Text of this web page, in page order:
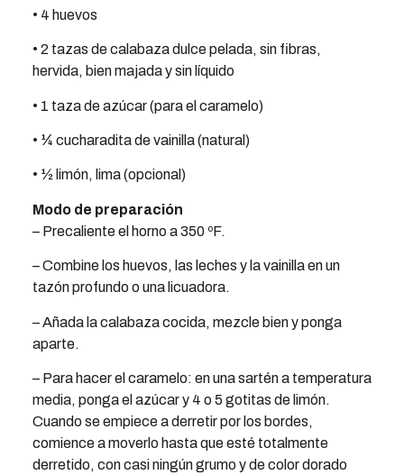
• 4 huevos
• 2 tazas de calabaza dulce pelada, sin fibras,
hervida, bien majada y sin líquido
• 1 taza de azúcar (para el caramelo)
• ¼ cucharadita de vainilla (natural)
• ½ limón, lima (opcional)
Modo de preparación
– Precaliente el horno a 350 ºF.
– Combine los huevos, las leches y la vainilla en un
tazón profundo o una licuadora.
– Añada la calabaza cocida, mezcle bien y ponga
aparte.
– Para hacer el caramelo: en una sartén a temperatura
media, ponga el azúcar y 4 o 5 gotitas de limón.
Cuando se empiece a derretir por los bordes,
comience a moverlo hasta que esté totalmente
derretido, con casi ningún grumo y de color dorado